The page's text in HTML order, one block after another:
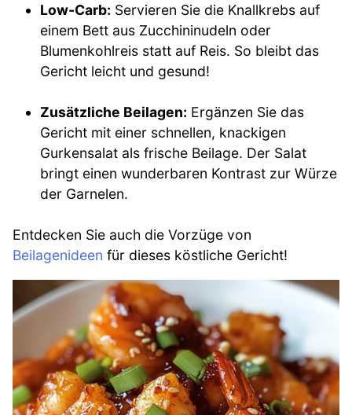
Low-Carb: Servieren Sie die Knallkrebs auf
einem Bett aus Zucchininudeln oder
Blumenkohlreis statt auf Reis. So bleibt das
Gericht leicht und gesund!
Zusätzliche Beilagen: Ergänzen Sie das
Gericht mit einer schnellen, knackigen
Gurkensalat als frische Beilage. Der Salat
bringt einen wunderbaren Kontrast zur Würze
der Garnelen.
Entdecken Sie auch die Vorzüge von
Beilagenideen für dieses köstliche Gericht!